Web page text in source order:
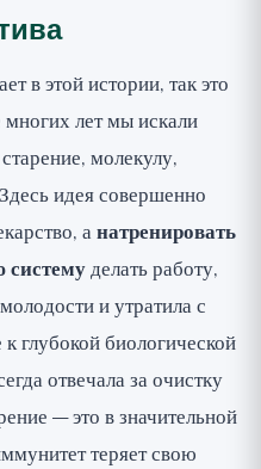
в этой истории, так это
лет мы искали
молекулу,
идея совершенно
анатренировать
системуделать работу,
и утратила с
глубокой биологической
отвечала за очистку
— это в значительной
теряет свою